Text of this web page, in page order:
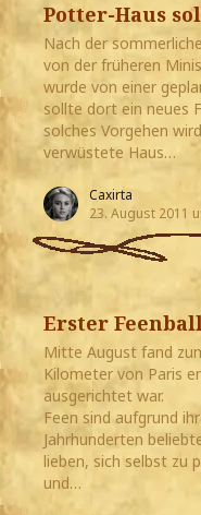
Potter-Haus
Nach der
von der früheren
wurde von einer
sollte dort ein neues
solches Vorgehen
verwüstete Haus…
Caxirta
23. August 2011
Erster
Mitte August fand
Kilometer von Paris
ausgerichtet war.
Feen sind aufgrund
Jahrhunderten
lieben, sich selbst zu
und…